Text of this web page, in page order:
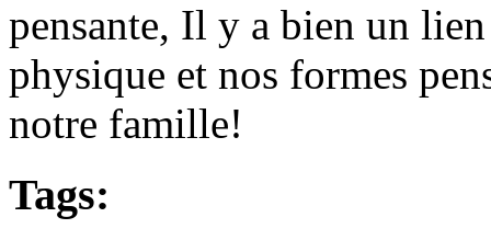
pensante, Il y a bien un
physique et nos formes
notre famille!
Tags: